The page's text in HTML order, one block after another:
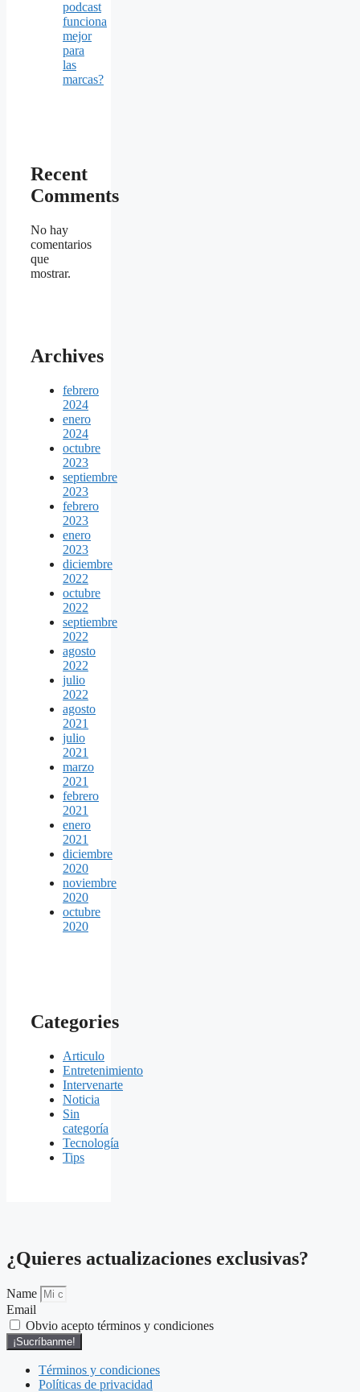
podcast
funciona
mejor
para
las
marcas?
Recent
Comments
No hay
comentarios
que
mostrar.
Archives
febrero
2024
enero
2024
octubre
2023
septiembre
2023
febrero
2023
enero
2023
diciembre
2022
octubre
2022
septiembre
2022
agosto
2022
julio
2022
agosto
2021
julio
2021
marzo
2021
febrero
2021
enero
2021
diciembre
2020
noviembre
2020
octubre
2020
Categories
Articulo
Entretenimiento
Intervenarte
Noticia
Sin
categoría
Tecnología
Tips
¿Quieres actualizaciones exclusivas?
Name
Email
Obvio acepto términos y condiciones
¡Sucríbanme!
Términos y condiciones
Políticas de privacidad